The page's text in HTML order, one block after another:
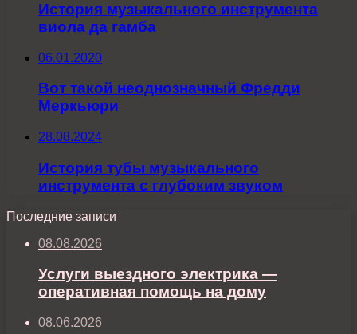
История музыкального инструмента
виола да гамба
06.01.2020
Вот такой неоднозначный Фредди
Меркьюри
28.08.2024
История тубы музыкального
инструмента с глубоким звуком
Последние записи
08.08.2026
Услуги выездного электрика —
оперативная помощь на дому
08.06.2026